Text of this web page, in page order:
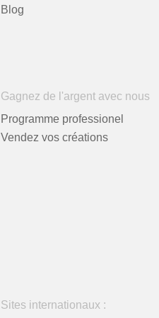
Blog
Gagnez de l'argent avec nous
Programme professionel
Vendez vos créations
Sites internationaux :